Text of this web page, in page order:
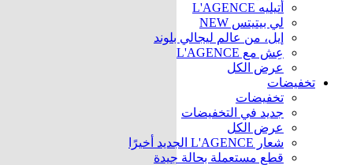
أتيليه L'AGENCE
لي بيتيتس NEW
إيل، من عالم ليجالي بلوند
عِش مع L'AGENCE
عرض الكل
تخفيضات
تخفيضات
جديد في التخفيضات
عرض الكل
شعار L'AGENCE الجديد أخيرًا
قطع مستعملة بحالة جيدة